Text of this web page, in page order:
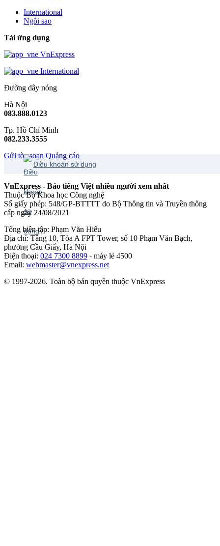
International
Ngôi sao
Tải ứng dụng
VnExpress
International
Đường dây nóng
Hà Nội
083.888.0123
Tp. Hồ Chí Minh
082.233.3555
Gửi tòa soạn Quảng cáo
Điều khoản sử dụng
VnExpress - Báo tiếng Việt nhiều người xem nhất
Thuộc Bộ Khoa học Công nghệ
Số giấy phép: 548/GP-BTTTT do Bộ Thông tin và Truyền thông
cấp ngày 24/08/2021
Tổng biên tập: Phạm Văn Hiếu
Địa chỉ: Tầng 10, Tòa A FPT Tower, số 10 Phạm Văn Bạch,
phường Cầu Giấy, Hà Nội
Điện thoại: 024 7300 8899 - máy lẻ 4500
Email: webmaster@vnexpress.net
© 1997-2026. Toàn bộ bản quyền thuộc VnExpress